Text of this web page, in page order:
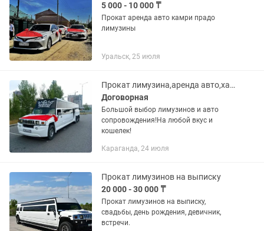
5 000 - 10 000 ₸
Прокат аренда авто камри прадо
лимузины
Уральск, 25 июля
Прокат лимузина,аренда авто,хаммер,Крайслер,кортеж,свадьба
Договорная
Большой выбор лимузинов и авто
сопровождения!На любой вкус и
кошелек!
Караганда, 24 июля
Прокат лимузинов на выписку
20 000 - 30 000 ₸
Прокат лимузинов на выписку,
свадьбы, день рождения, девичник,
встречи.